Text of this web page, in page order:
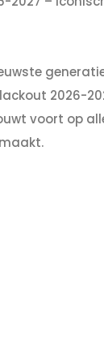
2026-
voort op